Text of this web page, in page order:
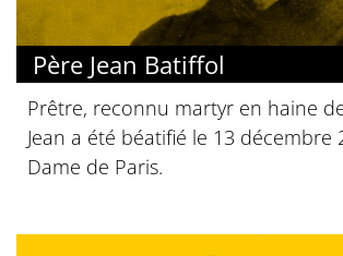
Père Jean Batiffol
Prêtre, reconnu martyr en haine
Jean a été béatifié le 13 décembre
Dame de Paris.